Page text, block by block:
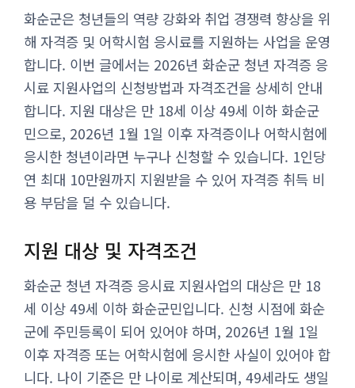
화순군은 청년들의 역량 강화와 취업 경쟁력 향상을 위
해 자격증 및 어학시험 응시료를 지원하는 사업을 운영
합니다. 이번 글에서는 2026년 화순군 청년 자격증 응
시료 지원사업의 신청방법과 자격조건을 상세히 안내
합니다. 지원 대상은 만 18세 이상 49세 이하 화순군
민으로, 2026년 1월 1일 이후 자격증이나 어학시험에
응시한 청년이라면 누구나 신청할 수 있습니다. 1인당
연 최대 10만원까지 지원받을 수 있어 자격증 취득 비
용 부담을 덜 수 있습니다.
지원 대상 및 자격조건
화순군 청년 자격증 응시료 지원사업의 대상은 만 18
세 이상 49세 이하 화순군민입니다. 신청 시점에 화순
군에 주민등록이 되어 있어야 하며, 2026년 1월 1일
이후 자격증 또는 어학시험에 응시한 사실이 있어야 합
니다. 나이 기준은 만 나이로 계산되며, 49세라도 생일